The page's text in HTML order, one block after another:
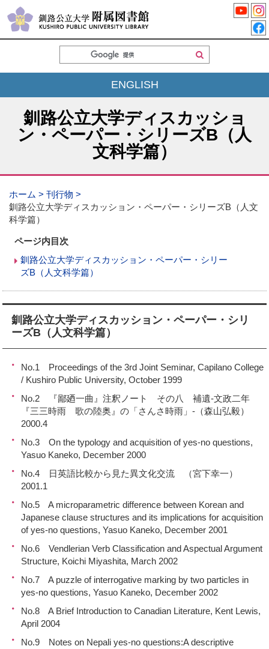
索
ENGLISH
釧路公立大学ディスカッショ
ン・ペーパー・シリーズB（人
文科学篇）
ホーム
刊行物
釧路公立大学ディスカッション・ペーパー・シリーズB（人文
科学篇）
ページ内目次
釧路公立大学ディスカッション・ペーパー・シリー
ズB（人文科学篇）
釧路公立大学ディスカッション・ペーパー・シリ
ーズB（人文科学篇）
No.1 Proceedings of the 3rd Joint Seminar, Capilano College
/ Kushiro Public University, October 1999
No.2 『鄙廼一曲』注釈ノート その八 補遺-文政二年
『三三時雨 歌の陸奥』の「さんさ時雨」-（森山弘毅）
2000.4
No.3 On the typology and acquisition of yes-no questions,
Yasuo Kaneko, December 2000
No.4 日英語比較から見た異文化交流 （宮下幸一）
2001.1
No.5 A microparametric difference between Korean and
Japanese clause structures and its implications for acquisition
of yes-no questions, Yasuo Kaneko, December 2001
No.6 Vendlerian Verb Classification and Aspectual Argument
Structure, Koichi Miyashita, March 2002
No.7 A puzzle of interrogative marking by two particles in
yes-no questions, Yasuo Kaneko, December 2002
No.8 A Brief Introduction to Canadian Literature, Kent Lewis,
April 2004
No.9 Notes on Nepali yes-no questions:A descriptive